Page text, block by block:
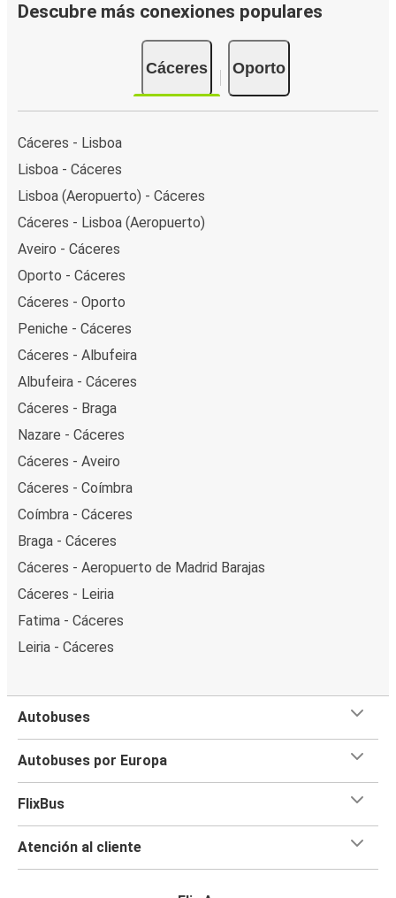
Descubre más conexiones populares
Cáceres Oporto
Cáceres - Lisboa
Lisboa - Cáceres
Lisboa (Aeropuerto) - Cáceres
Cáceres - Lisboa (Aeropuerto)
Aveiro - Cáceres
Oporto - Cáceres
Cáceres - Oporto
Peniche - Cáceres
Cáceres - Albufeira
Albufeira - Cáceres
Cáceres - Braga
Nazare - Cáceres
Cáceres - Aveiro
Cáceres - Coímbra
Coímbra - Cáceres
Braga - Cáceres
Cáceres - Aeropuerto de Madrid Barajas
Cáceres - Leiria
Fatima - Cáceres
Leiria - Cáceres
Autobuses
Autobuses por Europa
FlixBus
Atención al cliente